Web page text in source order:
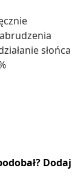
słońca